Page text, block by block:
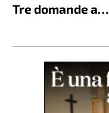
Tre domande